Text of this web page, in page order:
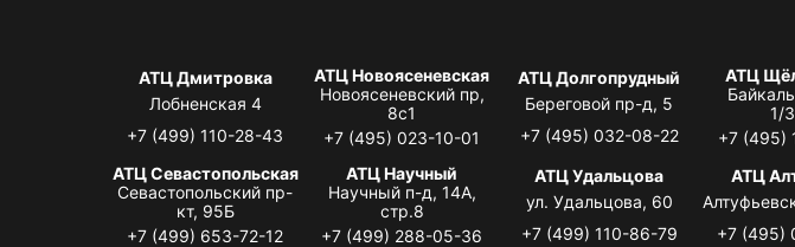
АТЦ Дмитровка
Лобненская 4
+7 (499) 110-28-43
АТЦ Новоясеневская
Новоясеневский пр,
8с1
+7 (495) 023-10-01
АТЦ Долгопрудный
Береговой пр-д, 5
+7 (495) 032-08-22
АТЦ
1/
+7 (495)
АТЦ Севастопольская
Севастопольский пр-
кт, 95Б
+7 (499) 653-72-12
АТЦ Научный
Научный п-д, 14А,
стр.8
+7 (499) 288-05-36
АТЦ Удальцова
ул. Удальцова, 60
+7 (499) 110-86-79
АТЦ
+7 (495)